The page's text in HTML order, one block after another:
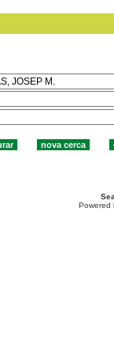
Powered